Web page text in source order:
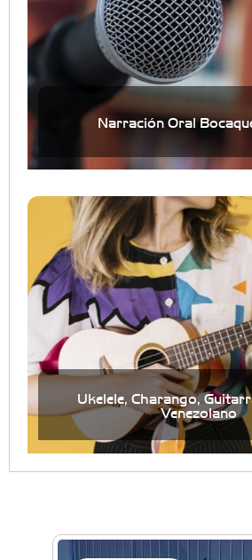
Narración Oral
Ukelele, Charango,
Venezolano